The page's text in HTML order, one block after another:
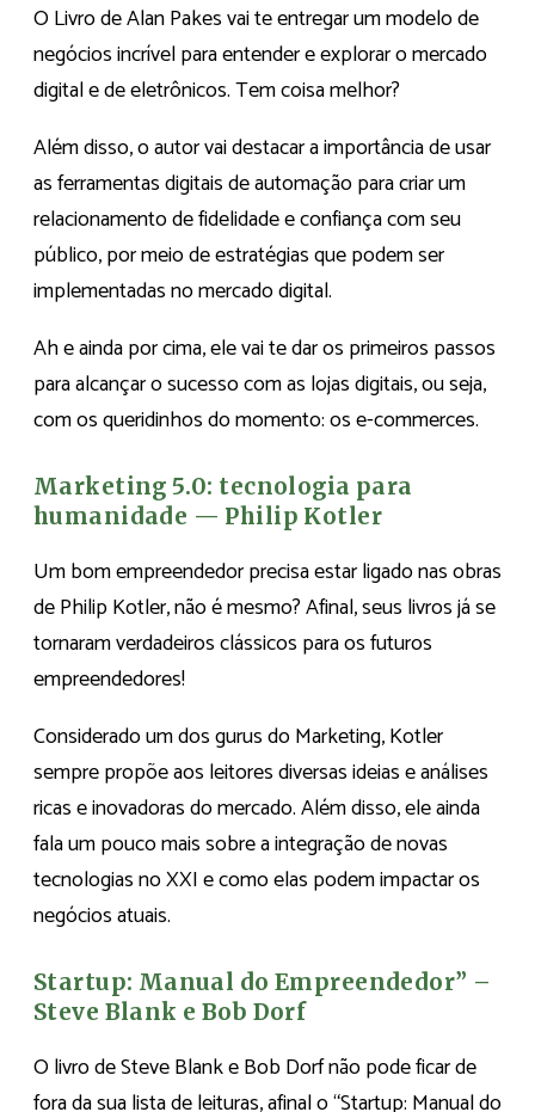
O Livro de Alan Pakes vai te entregar um modelo de
negócios incrível para entender e explorar o mercado
digital e de eletrônicos. Tem coisa melhor?
Além disso, o autor vai destacar a importância de usar
as ferramentas digitais de automação para criar um
relacionamento de fidelidade e confiança com seu
público, por meio de estratégias que podem ser
implementadas no mercado digital.
Ah e ainda por cima, ele vai te dar os primeiros passos
para alcançar o sucesso com as lojas digitais, ou seja,
com os queridinhos do momento: os e-commerces.
Marketing 5.0: tecnologia para
humanidade — Philip Kotler
Um bom empreendedor precisa estar ligado nas obras
de Philip Kotler, não é mesmo? Afinal, seus livros já se
tornaram verdadeiros clássicos para os futuros
empreendedores!
Considerado um dos gurus do Marketing, Kotler
sempre propõe aos leitores diversas ideias e análises
ricas e inovadoras do mercado. Além disso, ele ainda
fala um pouco mais sobre a integração de novas
tecnologias no XXI e como elas podem impactar os
negócios atuais.
Startup: Manual do Empreendedor” –
Steve Blank e Bob Dorf
O livro de Steve Blank e Bob Dorf não pode ficar de
fora da sua lista de leituras, afinal o “Startup: Manual do